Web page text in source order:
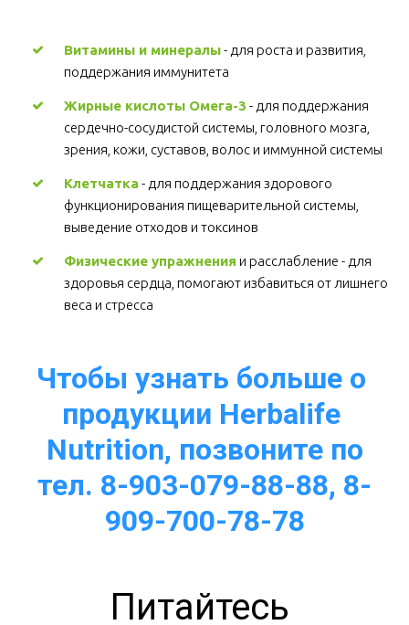
Витамины и минералы - для роста и развития,
поддержания иммунитета
Жирные кислоты Омега-3 - для поддержания
сердечно-сосудистой системы, головного мозга,
зрения, кожи, суставов, волос и иммунной системы
Клетчатка - для поддержания здорового
функционирования пищеварительной системы,
выведение отходов и токсинов
Физические упражнения и расслабление - для
здоровья сердца, помогают избавиться от лишнего
веса и стресса
Чтобы узнать больше о
продукции Herbalife
Nutrition, позвоните по
тел. 8-903-079-88-88, 8-
909-700-78-78
Питайтесь